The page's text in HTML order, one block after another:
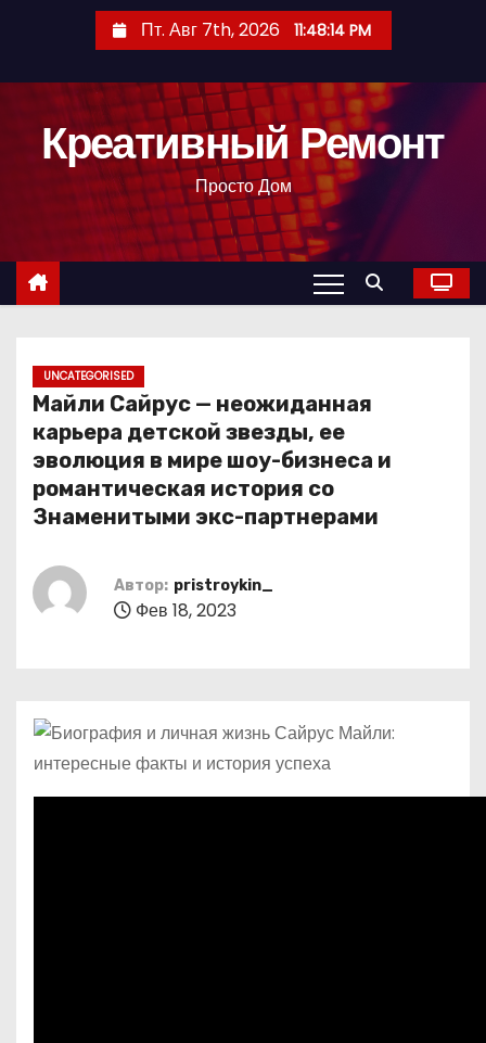
с
Пт. Авг 7th, 2026 11:48:15 PM
Креативный Ремонт
Просто Дом
UNCATEGORISED
Майли Сайрус — неожиданная
карьера детской звезды, ее
эволюция в мире шоу-бизнеса и
романтическая история со
Знаменитыми экс-партнерами
Автор: pristroykin_
Фев 18, 2023